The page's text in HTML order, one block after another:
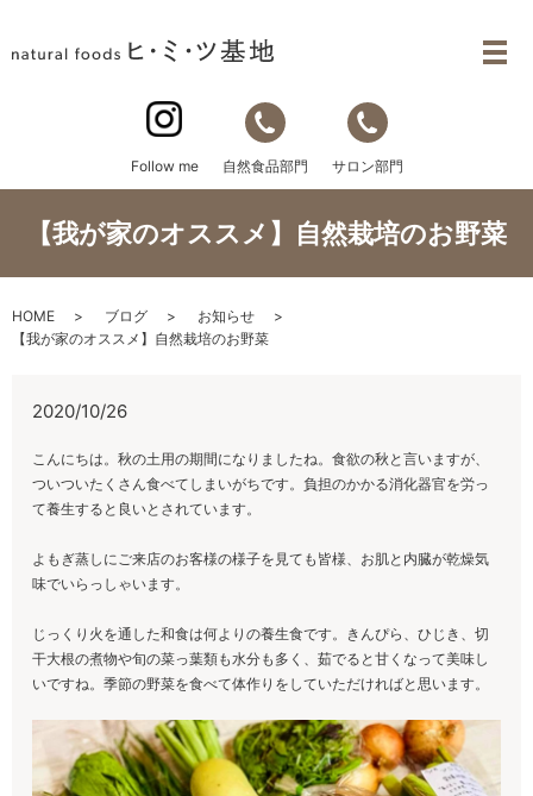
Follow me 自然食品部門 サロン部門
【我が家のオススメ】自然栽培のお野菜
HOME ブログ
お知らせ
【我が家のオススメ】自然栽培のお野菜
2020/10/26
こんにちは。秋の土用の期間になりましたね。食欲の秋と言いますが、
ついついたくさん食べてしまいがちです。負担のかかる消化器官を労っ
て養生すると良いとされています。
よもぎ蒸しにご来店のお客様の様子を見ても皆様、お肌と内臓が乾燥気
味でいらっしゃいます。
じっくり火を通した和食は何よりの養生食です。きんぴら、ひじき、切
干大根の煮物や旬の菜っ葉類も水分も多く、茹でると甘くなって美味し
いですね。季節の野菜を食べて体作りをしていただければと思います。